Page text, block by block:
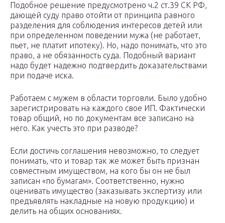
Подобное решение предусмотрено ч.2 ст.39 СК РФ,
дающей суду право отойти от принципа равного
разделения для соблюдения интересов детей или
при определенном поведении мужа (не работает,
пьет, не платит ипотеку). Но, надо понимать, что это
право, а не обязанность суда. Подобный вариант
надо будет надежно подтвердить доказательствами
при подаче иска.
Работаем с мужем в области торговли. Было удобно
зарегистрировать на каждого свое ИП. Фактически
товар общий, но по документам все записано на
него. Как учесть это при разводе?
Если достичь соглашения невозможно, то следует
понимать, что и товар так же может быть признан
совместным имуществом, на кого бы он не был
записан «по бумагам». Соответственно, нужно
оценивать имущество (заказывать экспертизу или
предъявлять накладные на новую продукцию) и
делить на общих основаниях.